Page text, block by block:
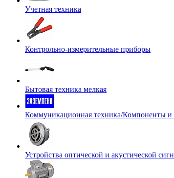
Учетная техника
Контрольно-измерительные приборы
Бытовая техника мелкая
Коммуникационная техника/Компоненты и
Устройства оптической и акустической